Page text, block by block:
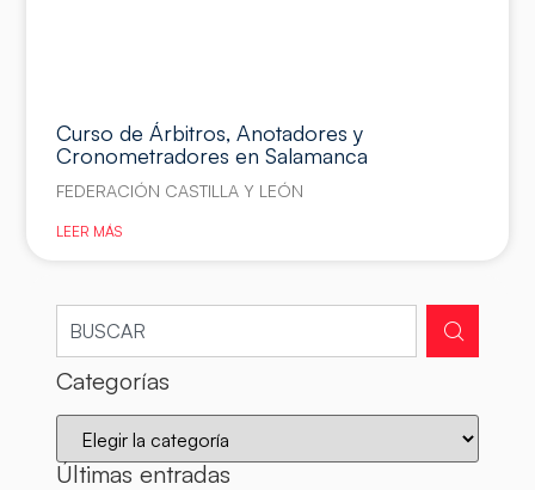
Curso de Árbitros, Anotadores y
Cronometradores en Salamanca
FEDERACIÓN CASTILLA Y LEÓN
LEER MÁS
Categorías
Últimas entradas